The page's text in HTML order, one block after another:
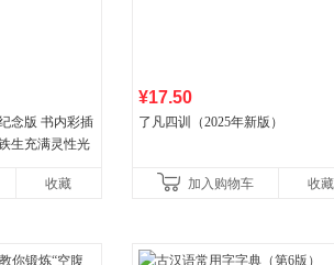
念版 书内彩插
生充满灵性光
收藏
¥17.50
了凡四训（2025年新版）
加入购物车 收藏